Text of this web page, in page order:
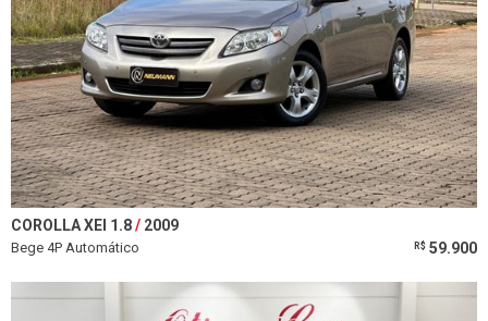
COROLLA XEI 1.8 2009
Bege 4P Automático R$ 59.900